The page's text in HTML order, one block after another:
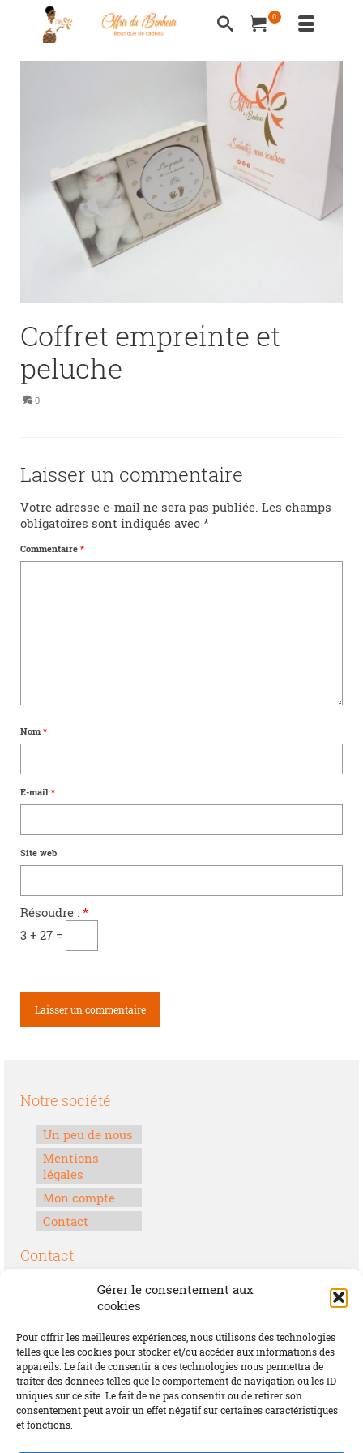
Gérer le consentement aux
cookies
Pour offrir les meilleures expériences, nous utilisons des technologies
telles que les cookies pour stocker et/ou accéder aux informations des
appareils. Le fait de consentir à ces technologies nous permettra de
traiter des données telles que le comportement de navigation ou les ID
uniques sur ce site. Le fait de ne pas consentir ou de retirer son
consentement peut avoir un effet négatif sur certaines caractéristiques
et fonctions.
0
Coffret empreinte et
peluche
0
Laisser un commentaire
Votre adresse e-mail ne sera pas publiée. Les champs
obligatoires sont indiqués avec *
Commentaire *
Nom *
E-mail *
Site web
Résoudre : *
3 + 27 =
Notre société
Un peu de nous
Mentions
légales
Mon compte
Contact
Contact
Boulevard Félix Houphouët-Boigny
contact@offrirdubonheur.com
Blog